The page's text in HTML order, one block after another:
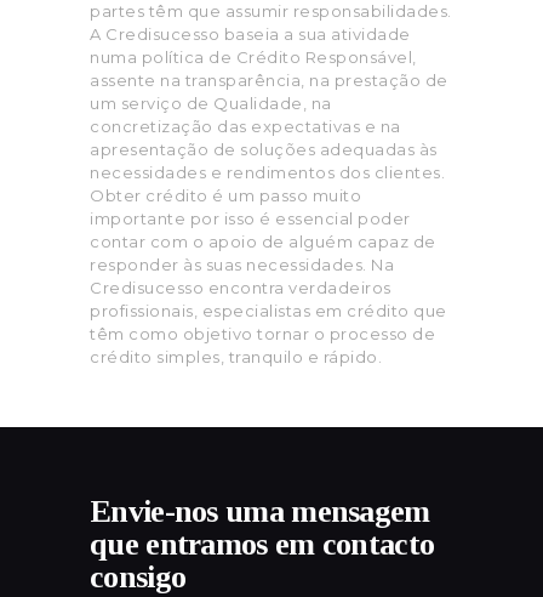
partes têm que assumir responsabilidades.
A Credisucesso baseia a sua atividade
numa política de Crédito Responsável,
assente na transparência, na prestação de
um serviço de Qualidade, na
concretização das expectativas e na
apresentação de soluções adequadas às
necessidades e rendimentos dos clientes.
Obter crédito é um passo muito
importante por isso é essencial poder
contar com o apoio de alguém capaz de
responder às suas necessidades. Na
Credisucesso encontra verdadeiros
profissionais, especialistas em crédito que
têm como objetivo tornar o processo de
crédito simples, tranquilo e rápido.
Envie-nos uma mensagem
que entramos em contacto
consigo